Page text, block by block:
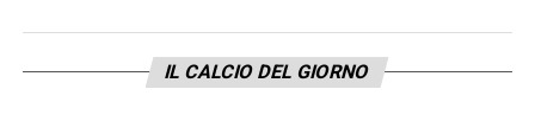
IL CALCIO DEL GIORNO